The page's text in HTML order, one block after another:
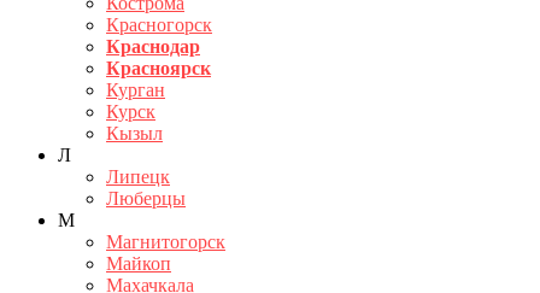
Красногорск
Краснодар
Красноярск
Курган
Курск
Кызыл
Л
Липецк
Люберцы
М
Магнитогорск
Майкоп
Махачкала